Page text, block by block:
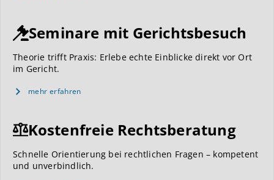
Seminare mit Gerichtsbesuch
Theorie trifft Praxis: Erlebe echte Einblicke direkt vor Ort
im Gericht.
mehr erfahren
Kostenfreie Rechtsberatung
Schnelle Orientierung bei rechtlichen Fragen – kompetent
und unverbindlich.